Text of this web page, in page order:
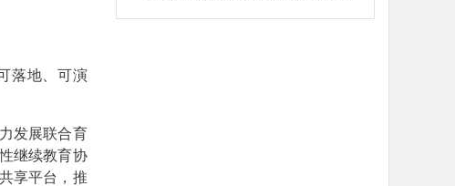
落地、可演
发展联合育
继续教育协
享平台，推